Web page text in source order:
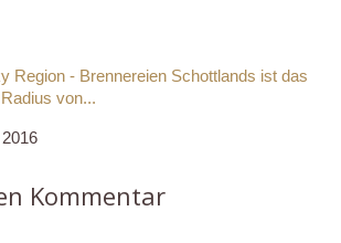
Region - Brennereien Schottlands ist das
von...
Kommentar